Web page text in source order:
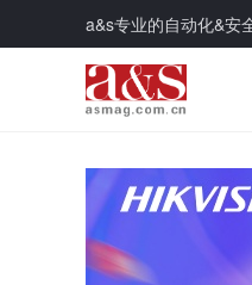
a&s专业的自动化&安